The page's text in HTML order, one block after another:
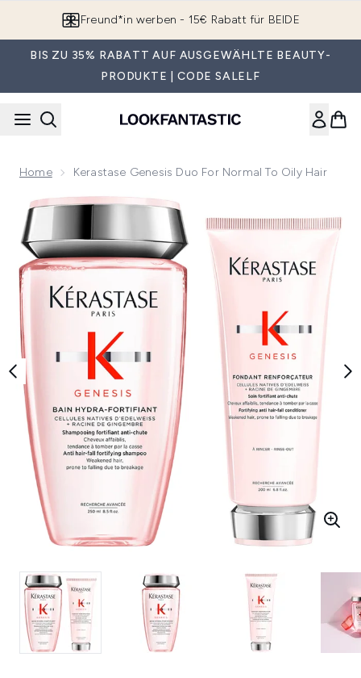
Freund*in werben - 15€ Rabatt für BEIDE
BIS ZU 35% RABATT AUF AUSGEWÄHLTE BEAUTY-
PRODUKTE | CODE SALELF
Home Kerastase Genesis Duo For Normal To Oily Hair
Now showing image 1 Kerastase Genesis Duo for Normal to